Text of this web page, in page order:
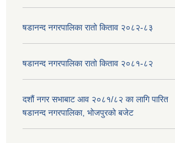
षडानन्द नगरपालिका रातो किताव २०८२-८३
षडानन्द नगरपालिका रातो किताव २०८१-८२
दशौं नगर सभाबाट आव २०८१/८२ का लागि पारित
षडानन्द नगरपालिका, भोजपुरको बजेट